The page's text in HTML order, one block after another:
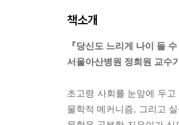
책소개
『당신도 느리게 나이 들
서울아산병원 정희원 교수
초고령 사회를 눈앞에 두
물학적 메커니즘, 그리고